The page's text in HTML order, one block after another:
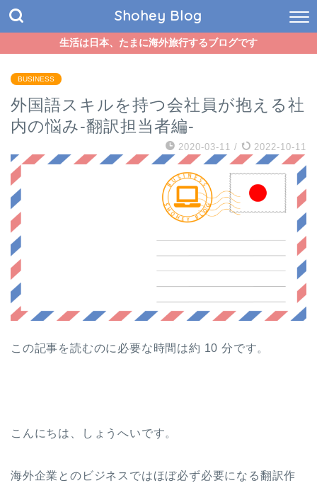
Shohey Blog
生活は日本、たまに海外旅行するブログです
BUSINESS
外国語スキルを持つ会社員が抱える社
内の悩み-翻訳担当者編-
2020-03-11 / 2022-10-11
この記事を読むのに必要な時間は約 10 分です。
こんにちは、しょうへいです。
海外企業とのビジネスではほぼ必ず必要になる翻訳作